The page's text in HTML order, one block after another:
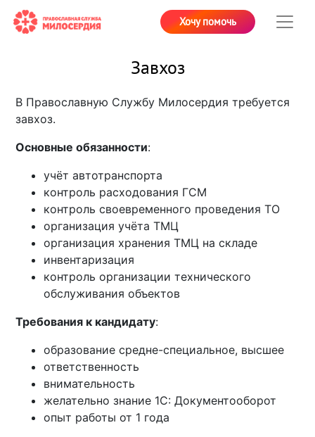
Хочу помочь
Завхоз
В Православную Службу Милосердия требуется
завхоз.
Основные обязанности:
учёт автотранспорта
контроль расходования ГСМ
контроль своевременного проведения ТО
организация учёта ТМЦ
организация хранения ТМЦ на складе
инвентаризация
контроль организации технического
обслуживания объектов
Требования к кандидату:
образование средне-специальное, высшее
ответственность
внимательность
желательно знание 1С: Документооборот
опыт работы от 1 года